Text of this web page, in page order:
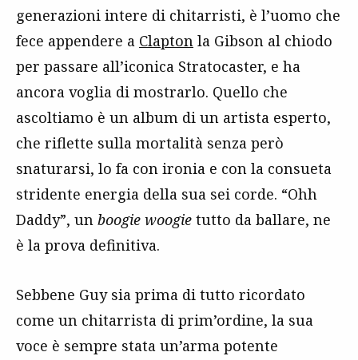
generazioni intere di chitarristi, è l’uomo che
fece appendere a Clapton la Gibson al chiodo
per passare all’iconica Stratocaster, e ha
ancora voglia di mostrarlo. Quello che
ascoltiamo è un album di un artista esperto,
che riflette sulla mortalità senza però
snaturarsi, lo fa con ironia e con la consueta
stridente energia della sua sei corde. “Ohh
Daddy”, un boogie woogie tutto da ballare, ne
è la prova definitiva.
Sebbene Guy sia prima di tutto ricordato
come un chitarrista di prim’ordine, la sua
voce è sempre stata un’arma potente